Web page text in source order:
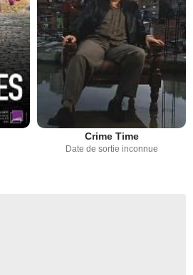
Crime Time
Date de sortie inconnue